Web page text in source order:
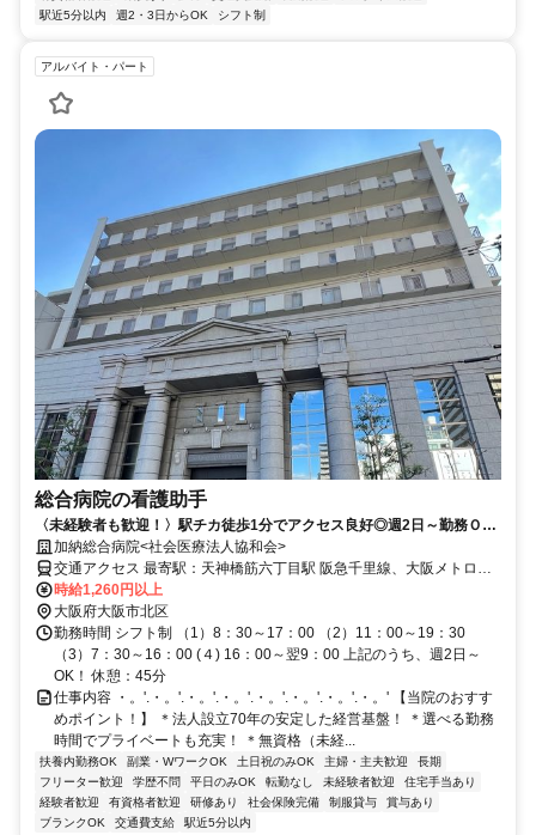
駅近5分以内
週2・3日からOK シフト制
アルバイト・パート
総合病院の看護助手
〈未経験者も歓迎！〉駅チカ徒歩1分でアクセス良好◎週2日～勤務Ｏ
Ｋ！プライベートも考慮しながら働けます！
加納総合病院<社会医療法人協和会>
交通アクセス 最寄駅：天神橋筋六丁目駅 阪急千里線、大阪メトロ谷
町線・堺筋線「天神橋筋六丁目駅」6番出口より徒歩1分 大阪環状線
「天満駅」より徒歩8分
時給1,260円以上
大阪府大阪市北区
勤務時間 シフト制 （1）8：30～17：00 （2）11：00～19：30
（3）7：30～16：00 (４) 16：00～翌9：00 上記のうち、週2日～
OK！ 休憩：45分
仕事内容 ・。'.・。'.・。'.・。'.・。'.・。'.・。'.・。' 【当院のおすす
めポイント！】 ＊法人設立70年の安定した経営基盤！ ＊選べる勤務
時間でプライベートも充実！ ＊無資格（未経...
扶養内勤務OK 副業・WワークOK 土日祝のみOK 主婦・主夫歓迎
長期
フリーター歓迎
学歴不問 平日のみOK 転勤なし 未経験者歓迎
住宅手当あり
経験者歓迎
有資格者歓迎 研修あり 社会保険完備 制服貸与
賞与あり
ブランクOK
交通費支給 駅近5分以内